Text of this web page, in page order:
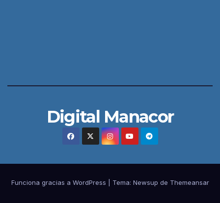
Digital Manacor
Funciona gracias a WordPress Tema: Newsup de Themeansar